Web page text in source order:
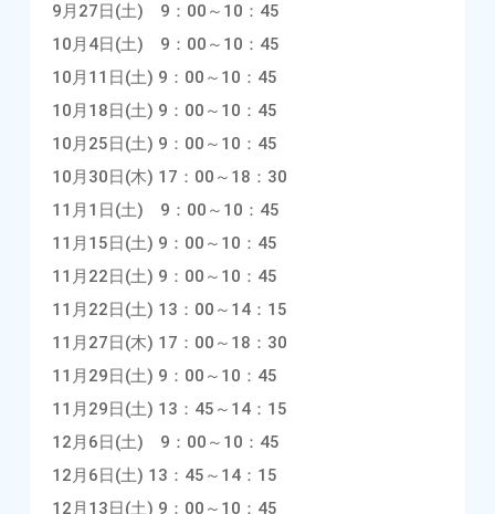
9月27日(土) 9：00～10：45
10月4日(土) 9：00～10：45
10月11日(土) 9：00～10：45
10月18日(土) 9：00～10：45
10月25日(土) 9：00～10：45
10月30日(木) 17：00～18：30
11月1日(土) 9：00～10：45
11月15日(土) 9：00～10：45
11月22日(土) 9：00～10：45
11月22日(土) 13：00～14：15
11月27日(木) 17：00～18：30
11月29日(土) 9：00～10：45
11月29日(土) 13：45～14：15
12月6日(土) 9：00～10：45
12月6日(土) 13：45～14：15
12月13日(土) 9：00～10：45